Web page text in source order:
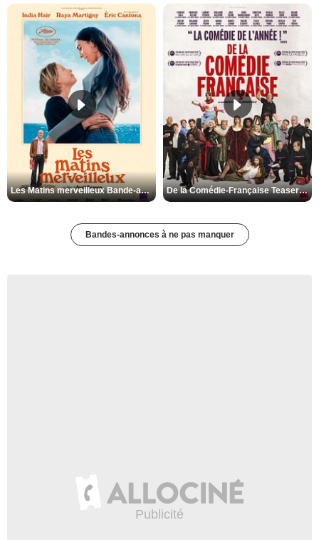
Les Matins merveilleux Bande-annonce VF De la Comédie-Française Teaser VF
Bandes-annonces à ne pas manquer